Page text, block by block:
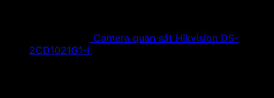
Camera quan sát Hikvision DS-
2CD1021G1-I